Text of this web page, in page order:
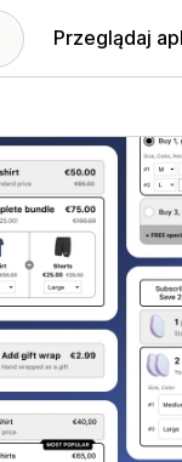
Przeglądaj